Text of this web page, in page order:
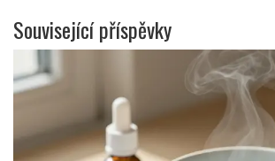
Související příspěvky